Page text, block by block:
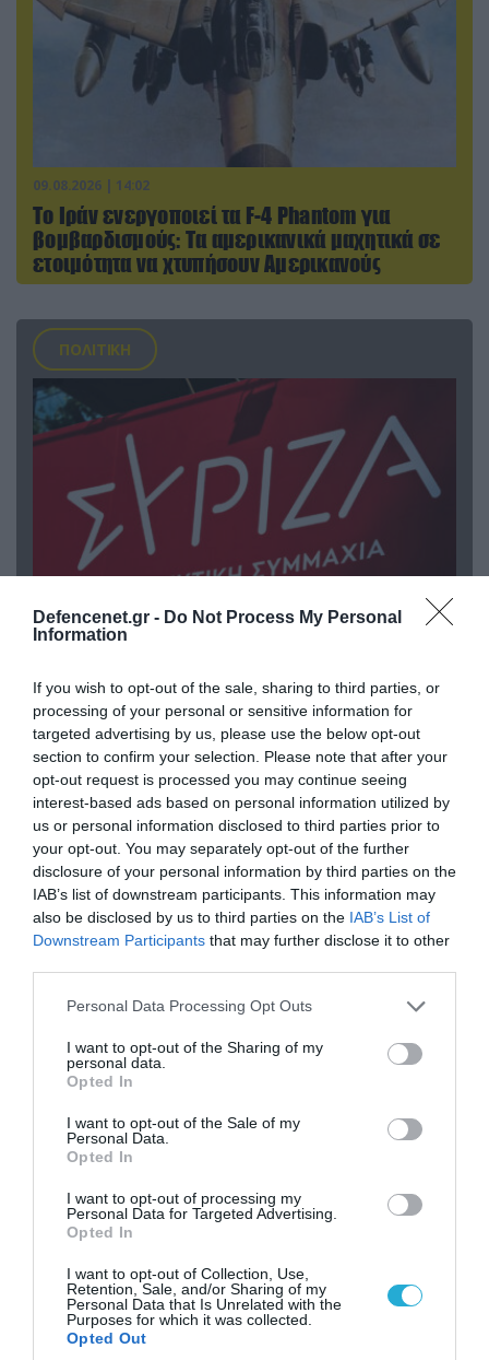
Defencenet.gr - Do Not Process My Personal
Information
If you wish to opt-out of the sale, sharing to third parties, or
processing of your personal or sensitive information for
targeted advertising by us, please use the below opt-out
section to confirm your selection. Please note that after your
opt-out request is processed you may continue seeing
interest-based ads based on personal information utilized by
us or personal information disclosed to third parties prior to
your opt-out. You may separately opt-out of the further
disclosure of your personal information by third parties on the
IAB’s list of downstream participants. This information may
also be disclosed by us to third parties on the IAB’s List of
Downstream Participants that may further disclose it to other
Please note that this website/app uses one or more Google
not limited to your visit or usage behaviour. You may click to
grant or deny consent to Google and its third-party tags to
use your data for below specified purposes in below Google
consent section.
Personal Data Processing Opt Outs
I want to opt-out of the Sharing of my
personal data.
Opted In
I want to opt-out of the Sale of my
Personal Data.
Opted In
I want to opt-out of processing my
Personal Data for Targeted Advertising.
Opted In
I want to opt-out of Collection, Use,
Retention, Sale, and/or Sharing of my
Personal Data that Is Unrelated with the
Purposes for which it was collected.
Opted Out
09.08.2026 | 14:02
Το Ιράν ενεργοποιεί τα F-4 Phantom για
βομβαρδισμούς: Τα αμερικανικά μαχητικά σε
ετοιμότητα να χτυπήσουν Αμερικανούς
ΠΟΛΙΤΙΚΗ
09.08.2026 | 17:02
ΣΥΡΙΖΑ για υποκλοπές: «Το (παρα)κράτος της ΝΔ
έχει συνέχεια και συνέπεια»
08.08.2026 | 09:02
«Η απόλυτη τραγωδία»: Η «αιχμηρή» ανάρτηση
του Αρκά για τα τατουάζ (φωτο)